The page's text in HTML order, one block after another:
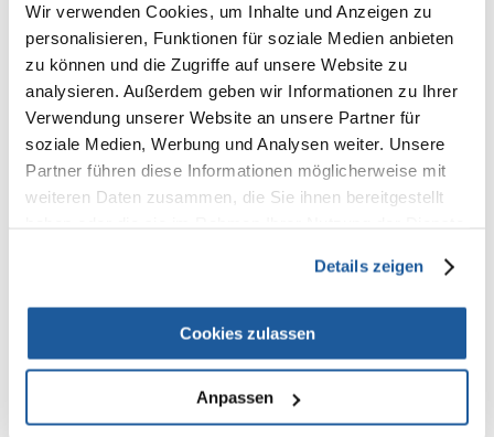
Wir verwenden Cookies, um Inhalte und Anzeigen zu
personalisieren, Funktionen für soziale Medien anbieten
zu können und die Zugriffe auf unsere Website zu
analysieren. Außerdem geben wir Informationen zu Ihrer
Verwendung unserer Website an unsere Partner für
soziale Medien, Werbung und Analysen weiter. Unsere
Partner führen diese Informationen möglicherweise mit
weiteren Daten zusammen, die Sie ihnen bereitgestellt
Details zeigen
Cookies zulassen
Anpassen
Recommend
100% KUNDEN EMPFEHLEN DIESES PRODUKT
REZENSION VERFASSEN
Produktbeschreibung
Speziell fur bergewichtige/kastrierte Katzen. In Fällen akuter Erkrankung
erfordert die Regeneration der Darmzotten eine diätetische Behandlung
ZUSAMMENSETZUNG:
Reis, Geflügelprotein (getrocknet), Weizenkleberfutter*,
Maiskleberfutter, Lignozellulose, tierisches Eiweiß (hydrolysiert), Tierfett,
Mineralstoffe, Sojaöl, Rübentrockenschnitzel, Ei getrocknet, Fischöl,
Hefe, Fructo-Oligosaccharide, Psyllium (Hüllschichten und Samen),
Hefehydrolysat (Quelle für Mannan-Oligosaccharide),
Tagetesblütenmehl (Quelle f&uuml;r Lutein).